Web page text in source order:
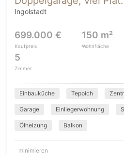
Ingolstadt
699.000 €
Kaufpreis
150 m²
Wohnfläche
5
Zimmer
Einbauküche Teppich
Garage Einliegerwohnung
Ölheizung Balkon
minimieren